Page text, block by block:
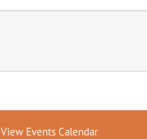
View Events Calendar